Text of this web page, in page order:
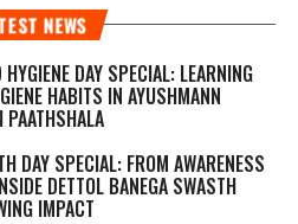
NEWS
DAY SPECIAL: LEARNING
HABITS IN AYUSHMANN
PAATHSHALA
DAY SPECIAL: FROM AWARENESS
DETTOL BANEGA SWASTH
IMPACT